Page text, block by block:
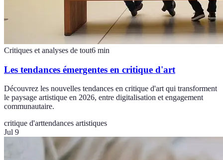
Critiques et analyses de tout6 min
Les tendances émergentes en critique d'art
Découvrez les nouvelles tendances en critique d'art qui transforment
le paysage artistique en 2026, entre digitalisation et engagement
communautaire.
critique d'arttendances artistiques
Jul 9